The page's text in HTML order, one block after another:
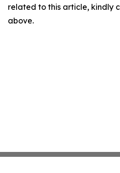
related to this article, kindly
above.